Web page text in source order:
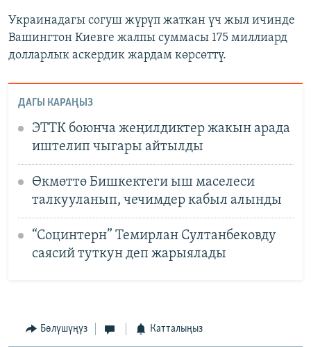
Украинадагы согуш жүрүп жаткан үч жыл ичинде
Вашингтон Киевге жалпы суммасы 175 миллиард
долларлык аскердик жардам көрсөттү.
ДАГЫ КАРАҢЫЗ
ЭТТК боюнча жеңилдиктер жакын арада
иштелип чыгары айтылды
Өкмөттө Бишкектеги ыш маселеси
талкууланып, чечимдер кабыл алынды
“Социнтерн” Темирлан Султанбековду
саясий туткун деп жарыялады
Бөлүшүңүз Катталыңыз